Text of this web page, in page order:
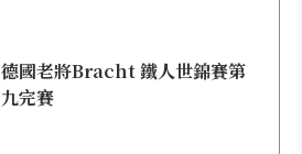
德國老將Bracht 鐵人世錦賽第
九完賽